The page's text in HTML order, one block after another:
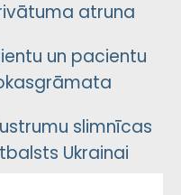
atruna
un pacientu
slimnīcas
Ukrainai